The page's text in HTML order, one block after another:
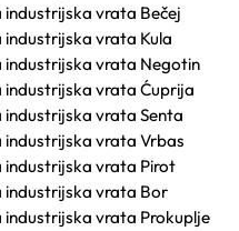
industrijska vrata Bečej
industrijska vrata Kula
industrijska vrata Negotin
industrijska vrata Ćuprija
industrijska vrata Senta
industrijska vrata Vrbas
industrijska vrata Pirot
industrijska vrata Bor
industrijska vrata Prokuplje